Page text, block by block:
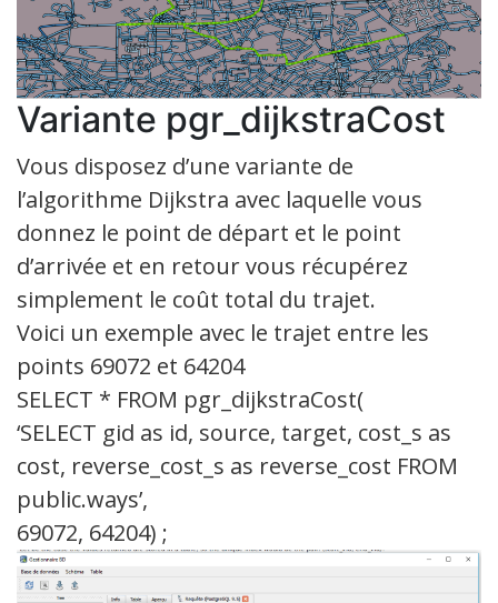
Variante pgr_dijkstraCost
Vous disposez d’une variante de
l’algorithme Dijkstra avec laquelle vous
donnez le point de départ et le point
d’arrivée et en retour vous récupérez
simplement le coût total du trajet.
Voici un exemple avec le trajet entre les
points 69072 et 64204
SELECT * FROM pgr_dijkstraCost(
‘SELECT gid as id, source, target, cost_s as
cost, reverse_cost_s as reverse_cost FROM
public.ways’,
69072, 64204) ;